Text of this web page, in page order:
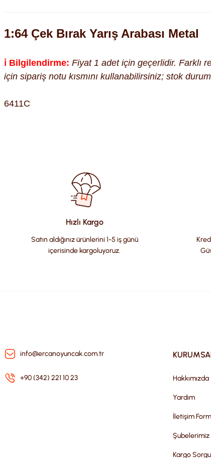
1:64 Çek Bırak Yarış Arabası Metal
ℹ️ Bilgilendirme: Fiyat 1 adet için geçerlidir. Farklı
için sipariş notu kısmını kullanabilirsiniz; stok
6411C
Ürün resmi kalitesiz, bozuk veya görüntülenemiyor.
Ürün açıklamasında eksik bilgiler bulunuyor.
Ürün bilgilerinde hatalar bulunuyor.
Bu ürüne benzer farklı alternatifler olmalı.
Hızlı Kargo
Satın aldığınız ürünlerini 1-5 iş günü
içerisinde kargoluyoruz.
info@ercanoyuncak.com.tr
+90 (342) 221 10 23 Hakkımızda
Yardım
İletişim
Şubelerimiz
Kargo